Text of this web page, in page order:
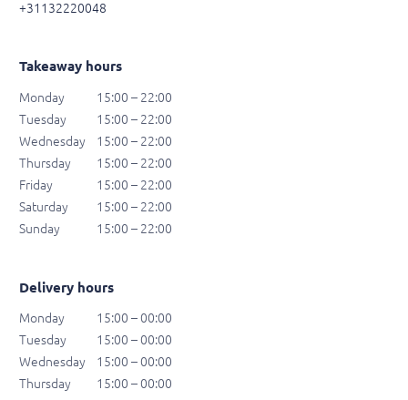
+31132220048
Takeaway hours
Monday
15:00 – 22:00
Tuesday
15:00 – 22:00
Wednesday
15:00 – 22:00
Thursday
15:00 – 22:00
Friday
15:00 – 22:00
Saturday
15:00 – 22:00
Sunday
15:00 – 22:00
Delivery hours
Monday
15:00 – 00:00
Tuesday
15:00 – 00:00
Wednesday
15:00 – 00:00
Thursday
15:00 – 00:00